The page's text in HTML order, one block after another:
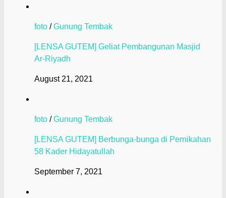
foto /Gunung Tembak
[LENSA GUTEM] Geliat Pembangunan Masjid
Ar-Riyadh
August 21, 2021
foto /Gunung Tembak
[LENSA GUTEM] Berbunga-bunga di Pernikahan
58 Kader Hidayatullah
September 7, 2021